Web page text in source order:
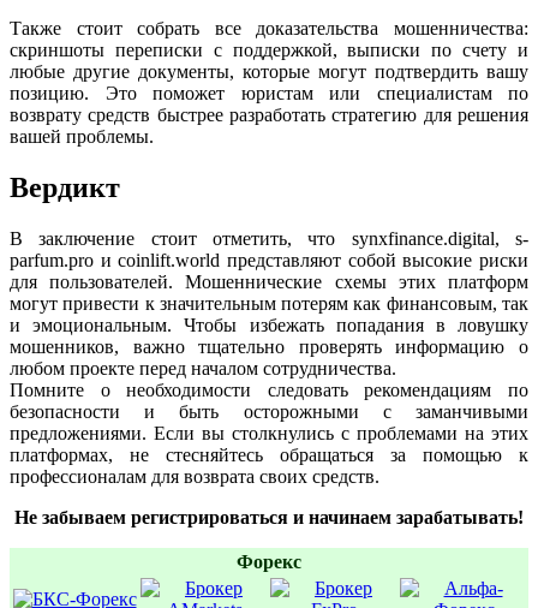
Также стоит собрать все доказательства мошенничества:
скриншоты переписки с поддержкой, выписки по счету и
любые другие документы, которые могут подтвердить вашу
позицию. Это поможет юристам или специалистам по
возврату средств быстрее разработать стратегию для решения
вашей проблемы.
Вердикт
В заключение стоит отметить, что synxfinance.digital, s-
parfum.pro и coinlift.world представляют собой высокие риски
для пользователей. Мошеннические схемы этих платформ
могут привести к значительным потерям как финансовым, так
и эмоциональным. Чтобы избежать попадания в ловушку
мошенников, важно тщательно проверять информацию о
любом проекте перед началом сотрудничества.
Помните о необходимости следовать рекомендациям по
безопасности и быть осторожными с заманчивыми
предложениями. Если вы столкнулись с проблемами на этих
платформах, не стесняйтесь обращаться за помощью к
профессионалам для возврата своих средств.
Не забываем регистрироваться и начинаем зарабатывать!
Форекс